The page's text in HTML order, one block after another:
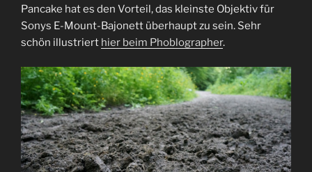
Pancake hat es den Vorteil, das kleinste Objektiv für
Sonys E-Mount-Bajonett überhaupt zu sein. Sehr
schön illustriert hier beim Phoblographer.